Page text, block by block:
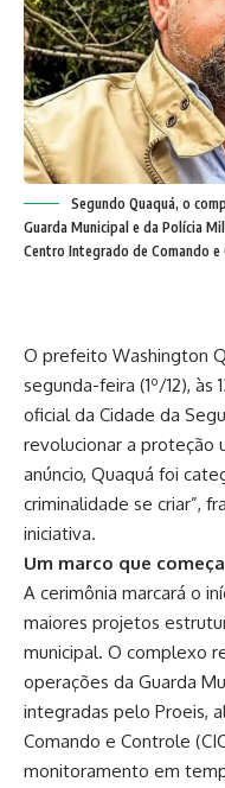
Segundo Quaquá, o
Guarda Municipal e da Polícia
Centro Integrado de Comando
O prefeito Washington
segunda-feira (1º/12),
oficial da Cidade da
revolucionar a proteção
anúncio, Quaquá foi
criminalidade se criar”,
iniciativa.
Um marco que
A cerimônia marcará o
maiores projetos
municipal. O complexo
operações da Guarda
integradas pelo Proeis,
Comando e Controle
monitoramento em